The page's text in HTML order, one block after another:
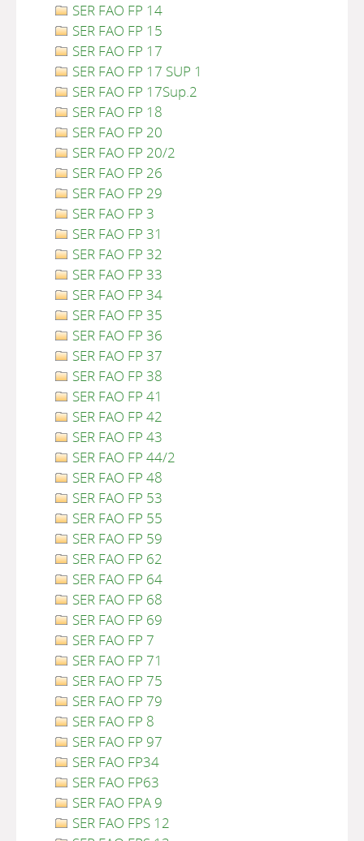
SER FAO FP 14
SER FAO FP 15
SER FAO FP 17
SER FAO FP 17 SUP 1
SER FAO FP 17Sup.2
SER FAO FP 18
SER FAO FP 20
SER FAO FP 20/2
SER FAO FP 26
SER FAO FP 29
SER FAO FP 3
SER FAO FP 31
SER FAO FP 32
SER FAO FP 33
SER FAO FP 34
SER FAO FP 35
SER FAO FP 36
SER FAO FP 37
SER FAO FP 38
SER FAO FP 41
SER FAO FP 42
SER FAO FP 43
SER FAO FP 44/2
SER FAO FP 48
SER FAO FP 53
SER FAO FP 55
SER FAO FP 59
SER FAO FP 62
SER FAO FP 64
SER FAO FP 68
SER FAO FP 69
SER FAO FP 7
SER FAO FP 71
SER FAO FP 75
SER FAO FP 79
SER FAO FP 8
SER FAO FP 97
SER FAO FP34
SER FAO FP63
SER FAO FPA 9
SER FAO FPS 12